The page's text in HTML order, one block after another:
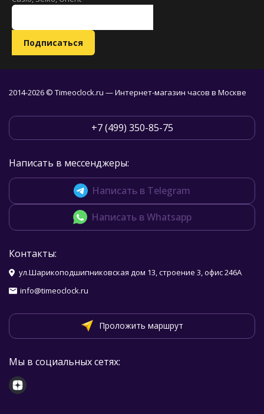
2014-2026 © Timeoclock.ru — Интернет-магазин часов в Москве
+7 (499) 350-85-75
Написать в мессенджеры:
Написать в Telegram
Написать в Whatsapp
Контакты:
ул.Шарикоподшипниковская дом 13, строение 3, офис 246А
info@timeoclock.ru
Проложить маршрут
Мы в социальных сетях: